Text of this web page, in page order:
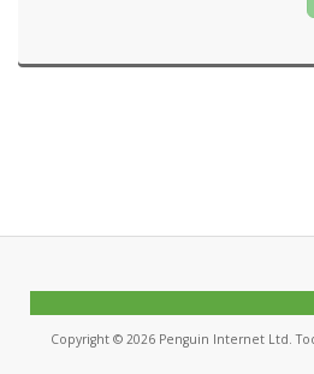
Copyright © 2026 Penguin Internet Ltd.